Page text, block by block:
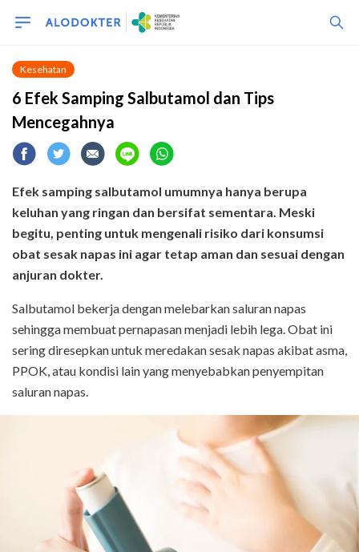
Kesehatan
6 Efek Samping Salbutamol dan Tips
Mencegahnya
Efek samping salbutamol umumnya hanya berupa
keluhan yang ringan dan bersifat sementara. Meski
begitu, penting untuk mengenali risiko dari konsumsi
obat sesak napas ini agar tetap aman dan sesuai dengan
anjuran dokter.
Salbutamol bekerja dengan melebarkan saluran napas
sehingga membuat pernapasan menjadi lebih lega. Obat ini
sering diresepkan untuk meredakan sesak napas akibat asma,
PPOK, atau kondisi lain yang menyebabkan penyempitan
saluran napas.